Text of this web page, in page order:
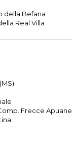
della Befana
Real Villa
Frecce Apuane